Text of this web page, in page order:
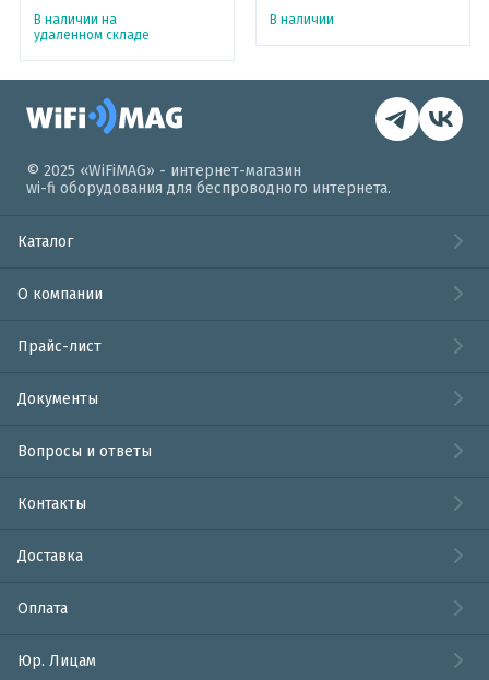
В наличии на
удаленном складе
В наличии
© 2025 «WiFiMAG» - интернет-магазин
wi-fi оборудования для беспроводного интернета.
Каталог
О компании
Прайс-лист
Документы
Вопросы и ответы
Контакты
Доставка
Оплата
Юр. Лицам